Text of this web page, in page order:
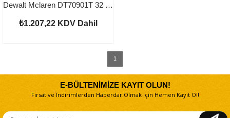
Dewalt Mclaren DT70901T 32 Parça Flextorq Tornavida Uç Seti
₺1.207,22 KDV Dahil
1
E-BÜLTENİMİZE KAYIT OLUN!
Fırsat ve İndirimlerden Haberdar Olmak için Hemen Kayıt Ol!